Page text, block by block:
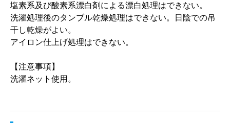
塩素系及び酸素系漂白剤による漂白処理はできない。
洗濯処理後のタンブル乾燥処理はできない。日陰での吊
干し乾燥がよい。
アイロン仕上げ処理はできない。
【注意事項】
洗濯ネット使用。